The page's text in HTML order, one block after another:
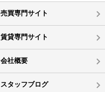
売買専門サイト
賃貸専門サイト
会社概要
スタッフブログ